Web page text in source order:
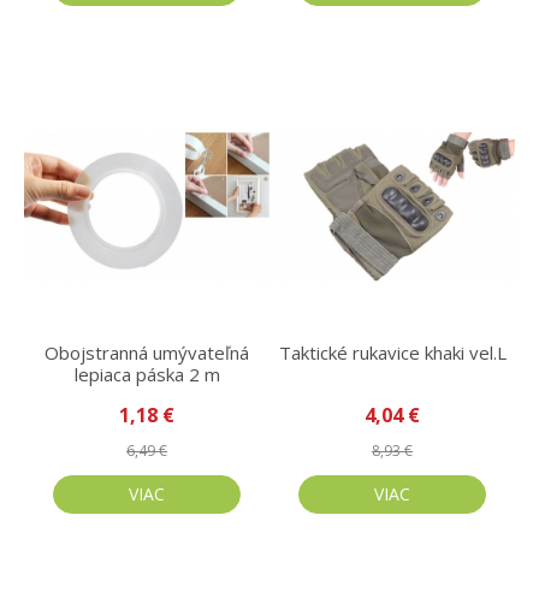
Obojstranná umývateľná
lepiaca páska 2 m
1,18 €
6,49 €
VIAC
Taktické rukavice khaki vel.L
4,04 €
8,93 €
VIAC